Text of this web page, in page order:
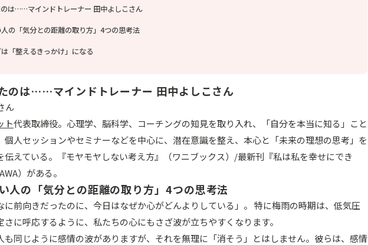
のは……マインドトレーナー 田中よしこさん
の「気分との距離の取り方」4つの思考法
「整えるきっかけ」になる
のは……マインドトレーナー 田中よしこさん
ト代表取締役。心理学、脳科学、コーチングの知見を取り入れ、「自分を本当に知る」こと
個人セッションやセミナーなどを中心に、潜在意識を整え、本心と「未来の理想の思考」を
伝えている。『モヤモヤしない考え方』（ワニブックス）/最新刊『私は私を幸せにでき
）がある。
人の「気分との距離の取り方」4つの思考法
に前向きだったのに、今日はなぜか心がどんよりしている」。 特に梅雨の時期は、低気圧
さに呼応するように、私たちの心にもさざ波が立ちやすくなります。
も同じように感情の波がありますが、それを無理に「消そう」とはしません。彼らは、感情